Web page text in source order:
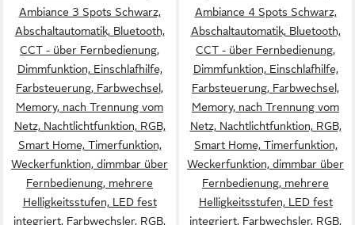
Ambiance 3 Spots Schwarz,
Abschaltautomatik, Bluetooth,
CCT - über Fernbedienung,
Dimmfunktion, Einschlafhilfe,
Farbsteuerung, Farbwechsel,
Memory, nach Trennung vom
Netz, Nachtlichtfunktion, RGB,
Smart Home, Timerfunktion,
Weckerfunktion, dimmbar über
Fernbedienung, mehrere
Helligkeitsstufen, LED fest
integriert, Farbwechsler, RGB,
Ambiance 4 Spots Schwarz,
Abschaltautomatik, Bluetooth,
CCT - über Fernbedienung,
Dimmfunktion, Einschlafhilfe,
Farbsteuerung, Farbwechsel,
Memory, nach Trennung vom
Netz, Nachtlichtfunktion, RGB,
Smart Home, Timerfunktion,
Weckerfunktion, dimmbar über
Fernbedienung, mehrere
Helligkeitsstufen, LED fest
integriert, Farbwechsler, RGB,